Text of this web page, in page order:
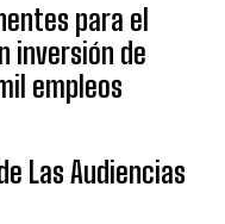
para el
inversión de
empleos
Las Audiencias